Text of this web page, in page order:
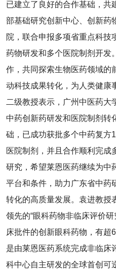
已建立了良好的合作基础，共
部基础研究创新中心、创新药
院，联合申报多项省重点科技
药物研发和多个医院制剂开发
作，共同探索生物医药领域的
动科技成果转化，为人类健康
二级教授表示，广州中医药大
中药创新药研发和医院制剂转
础，已成功获批多个中药复方
医院制剂，并且合作顺利完成
研究，希望莱恩医药继续为中
平台和条件，助力广东省中药
转化的高质量发展。袁进教授
领先的“眼科药物非临床评价
床批件的创新眼科药物，有超
是由莱恩医药系统完成非临床
科中心自主研发的全球首创可